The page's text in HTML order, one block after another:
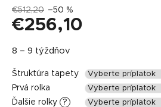
€512,20 –50 %
€256,10
cena:
8 – 9 týždňov
Štruktúra tapety
Prvá rolka
Ďalšie rolky
?